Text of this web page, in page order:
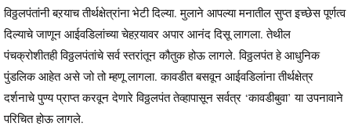
विठ्ठलपंतांनी बऱयाच तीर्थक्षेत्रांना भेटी दिल्या. मुलाने आपल्या मनातील सुप्त इच्छेस पूर्णत्व
दिल्याचे जाणून आईवडिलांच्या चेहऱयावर अपार आनंद दिसू लागला. तेथील
पंचक्रोशीतही विठ्ठलपंतांचे सर्व स्तरांतून कौतुक होऊ लागले. विठ्ठलपंत हे आधुनिक
पुंडलिक आहेत असे जो तो म्हणू लागला. कावडीत बसवून आईवडिलांना तीर्थक्षेत्र
दर्शनाचे पुण्य प्राप्त करवून देणारे विठ्ठलपंत तेव्हापासून सर्वत्र ‘कावडीबुवा’ या उपनावाने
परिचित होऊ लागले.